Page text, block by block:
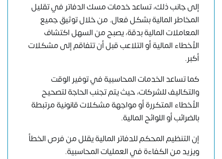
إلى جانب ذلك، تساعد خدمات مسك الدفاتر في تقليل
المخاطر المالية بشكل فعال. من خلال توثيق جميع
المعاملات المالية بدقة، يصبح من السهل اكتشاف
الأخطاء المالية أو التلاعب قبل أن تتفاقم إلى مشكلات
أكبر.
كما تساعد الخدمات المحاسبية في توفير الوقت
والتكاليف للشركات، حيث يتم تجنب الحاجة لتصحيح
الأخطاء المتكررة أو مواجهة مشكلات قانونية مرتبطة
بالضرائب أو اللوائح المالية.
إن التنظيم المحكم للدفاتر المالية يقلل من فرص الخطأ
ويزيد من الكفاءة في العمليات المحاسبية.